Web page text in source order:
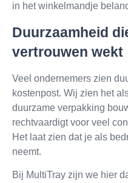
in het winkelmandje
Duurzaamheid
vertrouwen wekt
Veel ondernemers zien
kostenpost. Wij zien het
duurzame verpakking
rechtvaardigt voor veel
Het laat zien dat je als
neemt.
Bij MultiTray zijn we hier